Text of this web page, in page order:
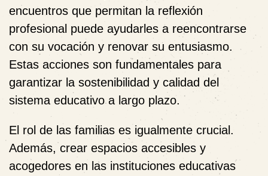
encuentros que permitan la reflexión
profesional puede ayudarles a reencontrarse
con su vocación y renovar su entusiasmo.
Estas acciones son fundamentales para
garantizar la sostenibilidad y calidad del
sistema educativo a largo plazo.
El rol de las familias es igualmente crucial.
Además, crear espacios accesibles y
acogedores en las instituciones educativas